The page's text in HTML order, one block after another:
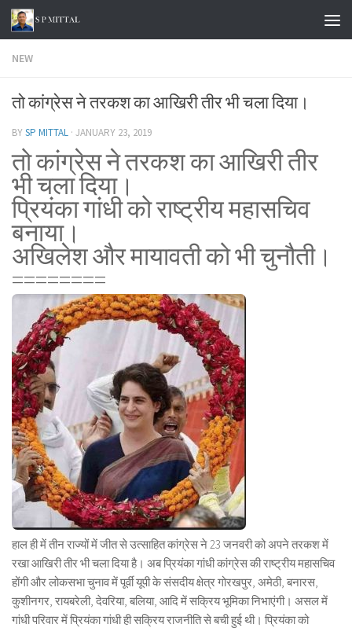
Skip to content
NEW
तो कांग्रेस ने तरकश का आखिरी तीर भी चला दिया।
BYSP MITTAL · JANUARY 23, 2019
तो कांग्रेस ने तरकश का आखिरी तीर
भी चला दिया।
प्रियंका गांधी को राष्ट्रीय महासचिव
बनाया।
अखिलेश और मायावती को भी चुनौती।
========
हाल ही में तीन राज्यों में जीत से उत्साहित कांग्रेस ने 23 जनवरी को अपने तरकश में
रखा आखिरी तीर भी चला दिया है। अब प्रियंका गांधी कांग्रेस की राष्ट्रीय महासचिव
होंगी और लोकसभा चुनाव में पूर्वी यूपी के संसदीय क्षेत्र गोरखपुर, अमेठी, बनारस,
कुशीनगर, रायबरेली, देवरिया, बलिया, आदि में सक्रिय भूमिका निभाएंगी। असल में
गांधी परिवार में प्रियंका गांधी ही सक्रिय राजनीति से बची हुई थी। प्रियंका को